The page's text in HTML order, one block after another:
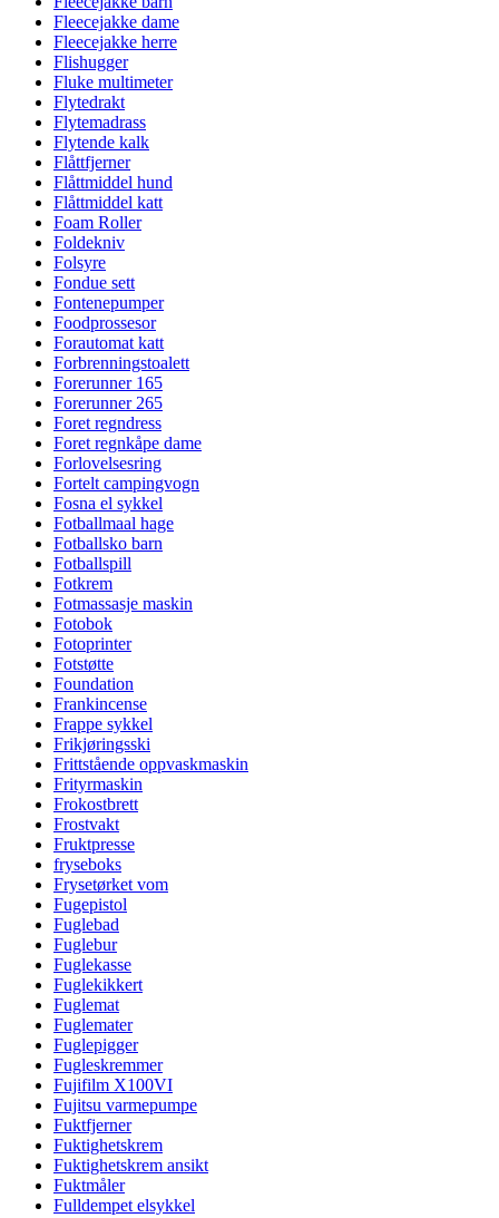
Fleecejakke dame
Fleecejakke herre
Flishugger
Fluke multimeter
Flytedrakt
Flytemadrass
Flytende kalk
Flåttfjerner
Flåttmiddel hund
Flåttmiddel katt
Foam Roller
Foldekniv
Folsyre
Fondue sett
Fontenepumper
Foodprossesor
Forautomat katt
Forbrenningstoalett
Forerunner 165
Forerunner 265
Foret regndress
Foret regnkåpe dame
Forlovelsesring
Fortelt campingvogn
Fosna el sykkel
Fotballmaal hage
Fotballsko barn
Fotballspill
Fotkrem
Fotmassasje maskin
Fotobok
Fotoprinter
Fotstøtte
Foundation
Frankincense
Frappe sykkel
Frikjøringsski
Frittstående oppvaskmaskin
Frityrmaskin
Frokostbrett
Frostvakt
Fruktpresse
fryseboks
Frysetørket vom
Fugepistol
Fuglebad
Fuglebur
Fuglekasse
Fuglekikkert
Fuglemat
Fuglemater
Fuglepigger
Fugleskremmer
Fujifilm X100VI
Fujitsu varmepumpe
Fuktfjerner
Fuktighetskrem
Fuktighetskrem ansikt
Fuktmåler
Fulldempet elsykkel